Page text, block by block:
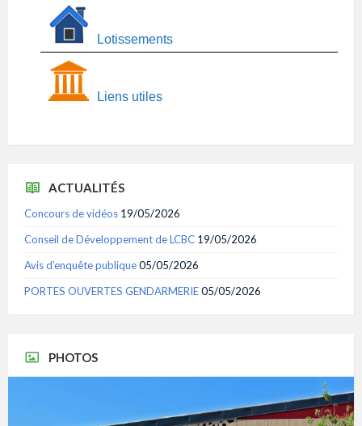
Lotissements
Liens utiles
ACTUALITÉS
Concours de vidéos 19/05/2026
Conseil de Développement de LCBC 19/05/2026
Avis d’enquête publique05/05/2026
PORTES OUVERTES GENDARMERIE05/05/2026
PHOTOS